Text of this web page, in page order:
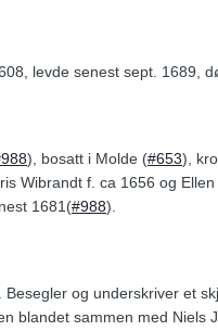
levde senest sept. 1689,
), bosatt i Molde (#653),
Wibrandt f. ca 1656 og
1681(#988).
Besegler og underskriver et
blandet sammen med Niels